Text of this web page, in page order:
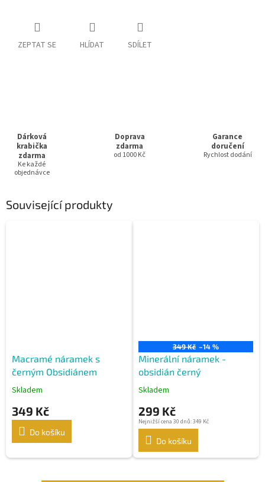
ZEPTAT SE HLÍDAT SDÍLET
Dárková
krabička
zdarma
Ke každé
objednávce
Doprava
zdarma
od 1000 Kč
Garance
doručení
Rychlost dodání
Související produkty
Macramé náramek s
černým Obsidiánem
Skladem
349 Kč
Do košíku
349 Kč –14 %
Minerální náramek -
obsidián černý
Skladem
299 Kč
Nejnižší cena 30 dnů: 349 Kč
Do košíku